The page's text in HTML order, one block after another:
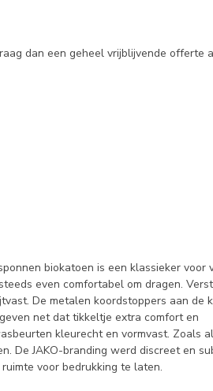
dan een geheel vrijblijvende offerte
biokatoen is een klassieker voor
even comfortabel om dragen.
De metalen koordstoppers aan de
net dat tikkeltje extra comfort en
kleurecht en vormvast. Zoals
De JAKO-branding werd discreet en
voor bedrukking te laten.